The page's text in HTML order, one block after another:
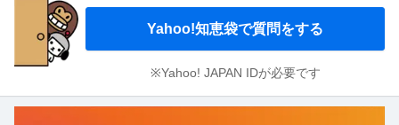
Yahoo!知恵袋で質問をする
※Yahoo! JAPAN IDが必要です